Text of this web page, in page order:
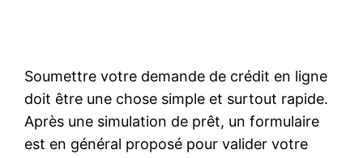
Soumettre votre demande de crédit en ligne
doit être une chose simple et surtout rapide.
Après une simulation de prêt, un formulaire
est en général proposé pour valider votre